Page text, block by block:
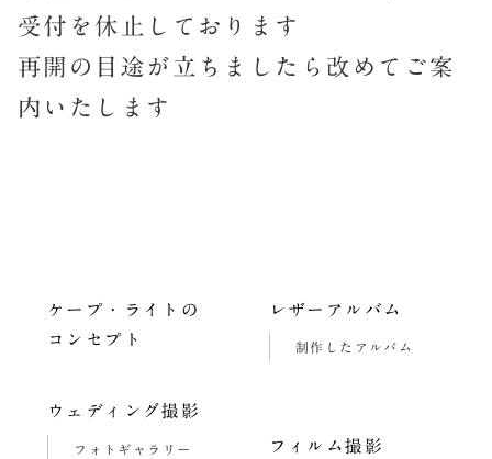
受付を休止しております
再開の目途が立ちましたら改めてご案
内いたします
ケープ・ライトの
コンセプト
ウェディング撮影
フォトギャラリー
レザーアルバム
制作したアルバム
フィルム撮影